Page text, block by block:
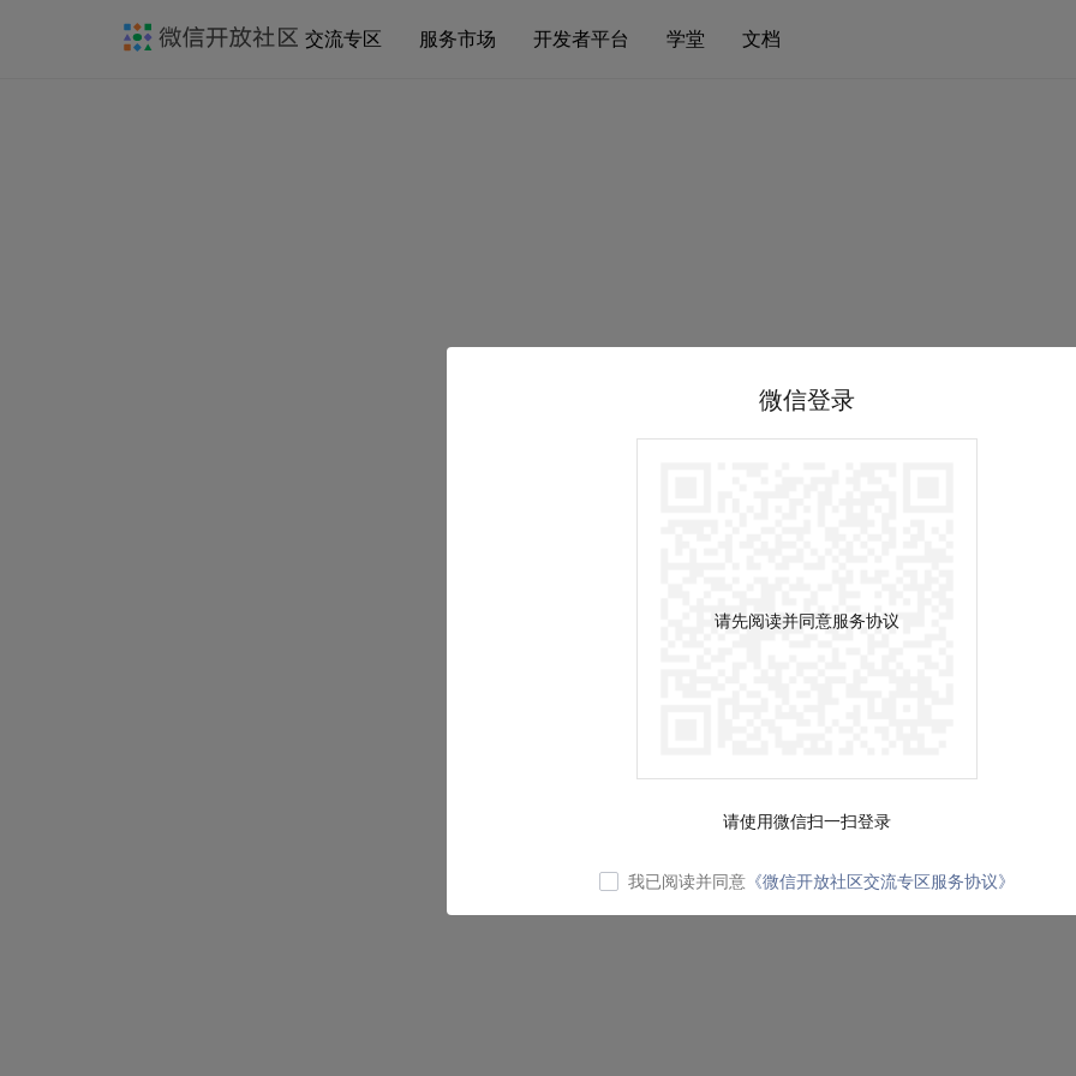
交流专区 服务市场 开发者平台 学堂 文档
微信登录
请先阅读并同意服务协议
请使用微信扫一扫登录
我已阅读并同意 《微信开放社区交流专区服务协议》